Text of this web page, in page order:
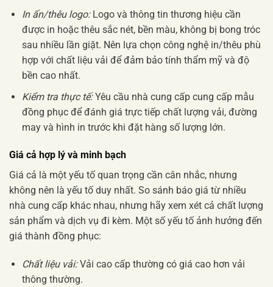
In ấn/thêu logo:Logo và thông tin thương hiệu cần
được in hoặc thêu sắc nét, bền màu, không bị bong tróc
sau nhiều lần giặt. Nên lựa chọn công nghệ in/thêu phù
hợp với chất liệu vải để đảm bảo tính thẩm mỹ và độ
bền cao nhất.
Kiểm tra thực tế:Yêu cầu nhà cung cấp cung cấp mẫu
đồng phục để đánh giá trực tiếp chất lượng vải, đường
may và hình in trước khi đặt hàng số lượng lớn.
Giá cả hợp lý và minh bạch
Giá cả là một yếu tố quan trọng cần cân nhắc, nhưng
không nên là yếu tố duy nhất. So sánh báo giá từ nhiều
nhà cung cấp khác nhau, nhưng hãy xem xét cả chất lượng
sản phẩm và dịch vụ đi kèm. Một số yếu tố ảnh hưởng đến
giá thành đồng phục:
Chất liệu vải:Vải cao cấp thường có giá cao hơn vải
thông thường.